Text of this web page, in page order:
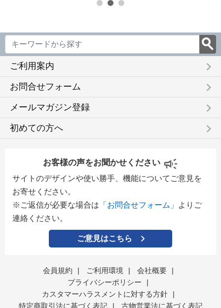
ご利用案内 keyboard_arrow_right
お問合せフォーム keyboard_arrow_right
メールマガジン登録 keyboard_arrow_right
初めての方へ keyboard_arrow_right
お客様の声をお聞かせください
サイトのデザインや使い勝手、機能についてご意見を
お寄せください。
※ご返信が必要な場合は 「お問合せフォーム」
よりご
連絡ください。
ご意見はこちら
会員規約 | ご利用環境 | 会社概要
|
プライバシーポリシー
|
カスタマーハラスメントに対する方針
|
特定商取引法に基づく表記
| 古物営業法に基づく表記